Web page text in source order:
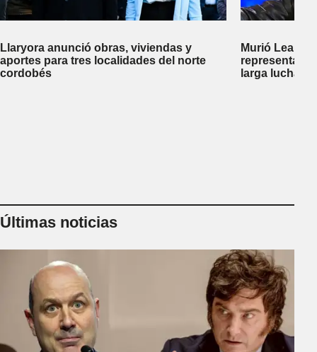
Llaryora anunció obras, viviendas y
aportes para tres localidades del norte
cordobés
Murió
larga lucha
Últimas noticias